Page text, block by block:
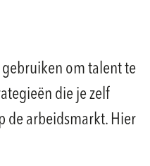
om talent te
die je zelf
de arbeidsmarkt. Hier